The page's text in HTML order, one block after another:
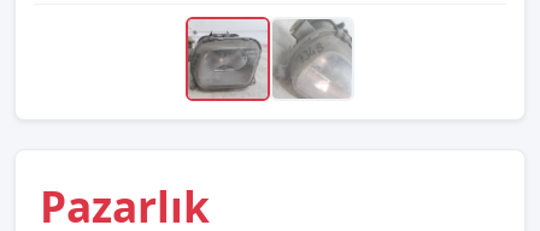
Pazarlık